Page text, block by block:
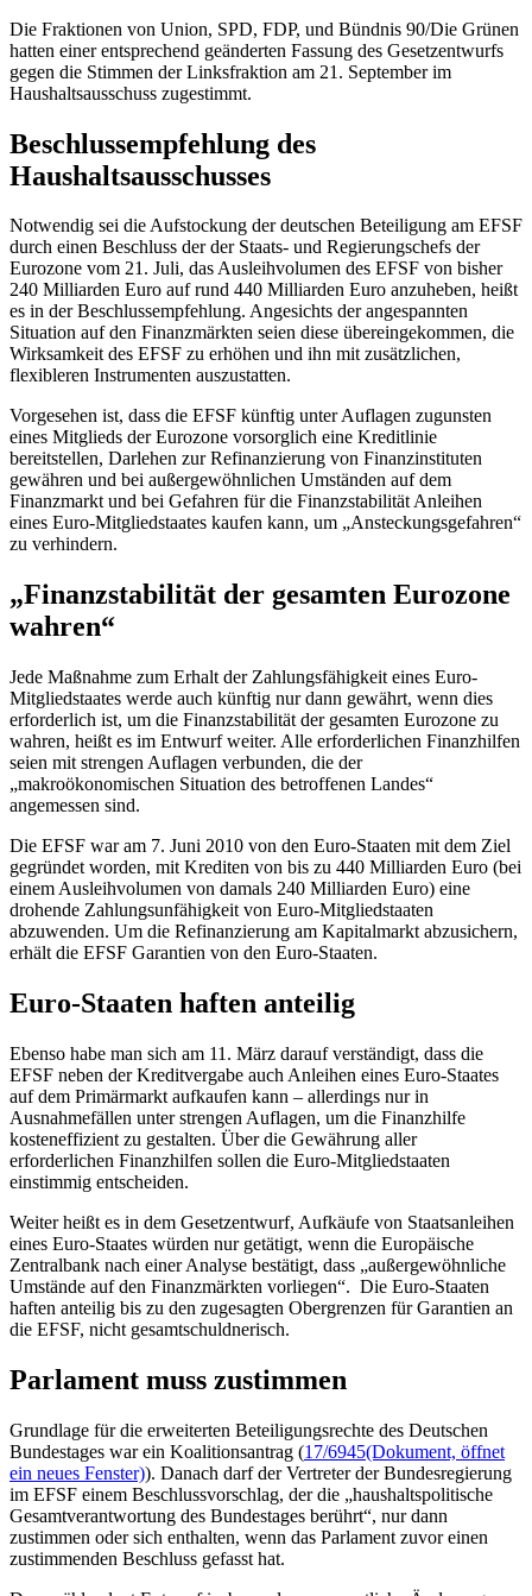
Die Fraktionen von Union, SPD, FDP, und Bündnis 90/Die Grünen
hatten einer entsprechend geänderten Fassung des Gesetzentwurfs
gegen die Stimmen der Linksfraktion am 21. September im
Haushaltsausschuss zugestimmt.
Beschlussempfehlung des
Haushaltsausschusses
Notwendig sei die Aufstockung der deutschen Beteiligung am EFSF
durch einen Beschluss der der Staats- und Regierungschefs der
Eurozone vom 21. Juli, das Ausleihvolumen des EFSF von bisher
240 Milliarden Euro auf rund 440 Milliarden Euro anzuheben, heißt
es in der Beschlussempfehlung. Angesichts der angespannten
Situation auf den Finanzmärkten seien diese übereingekommen, die
Wirksamkeit des EFSF zu erhöhen und ihn mit zusätzlichen,
flexibleren Instrumenten auszustatten.
Vorgesehen ist, dass die EFSF künftig unter Auflagen zugunsten
eines Mitglieds der Eurozone vorsorglich eine Kreditlinie
bereitstellen, Darlehen zur Refinanzierung von Finanzinstituten
gewähren und bei außergewöhnlichen Umständen auf dem
Finanzmarkt und bei Gefahren für die Finanzstabilität Anleihen
eines Euro-Mitgliedstaates kaufen kann, um „Ansteckungsgefahren“
zu verhindern.
„Finanzstabilität der gesamten Eurozone
wahren“
Jede Maßnahme zum Erhalt der Zahlungsfähigkeit eines Euro-
Mitgliedstaates werde auch künftig nur dann gewährt, wenn dies
erforderlich ist, um die Finanzstabilität der gesamten Eurozone zu
wahren, heißt es im Entwurf weiter. Alle erforderlichen Finanzhilfen
seien mit strengen Auflagen verbunden, die der
„makroökonomischen Situation des betroffenen Landes“
angemessen sind.
Die EFSF war am 7. Juni 2010 von den Euro-Staaten mit dem Ziel
gegründet worden, mit Krediten von bis zu 440 Milliarden Euro (bei
einem Ausleihvolumen von damals 240 Milliarden Euro) eine
drohende Zahlungsunfähigkeit von Euro-Mitgliedstaaten
abzuwenden. Um die Refinanzierung am Kapitalmarkt abzusichern,
erhält die EFSF Garantien von den Euro-Staaten.
Euro-Staaten haften anteilig
Ebenso habe man sich am 11. März darauf verständigt, dass die
EFSF neben der Kreditvergabe auch Anleihen eines Euro-Staates
auf dem Primärmarkt aufkaufen kann – allerdings nur in
Ausnahmefällen unter strengen Auflagen, um die Finanzhilfe
kosteneffizient zu gestalten. Über die Gewährung aller
erforderlichen Finanzhilfen sollen die Euro-Mitgliedstaaten
einstimmig entscheiden.
Weiter heißt es in dem Gesetzentwurf, Aufkäufe von Staatsanleihen
eines Euro-Staates würden nur getätigt, wenn die Europäische
Zentralbank nach einer Analyse bestätigt, dass „außergewöhnliche
Umstände auf den Finanzmärkten vorliegen“. Die Euro-Staaten
haften anteilig bis zu den zugesagten Obergrenzen für Garantien an
die EFSF, nicht gesamtschuldnerisch.
Parlament muss zustimmen
Grundlage für die erweiterten Beteiligungsrechte des Deutschen
Bundestages war ein Koalitionsantrag (17/6945(Dokument, öffnet
ein neues Fenster)). Danach darf der Vertreter der Bundesregierung
im EFSF einem Beschlussvorschlag, der die „haushaltspolitische
Gesamtverantwortung des Bundestages berührt“, nur dann
zustimmen oder sich enthalten, wenn das Parlament zuvor einen
zustimmenden Beschluss gefasst hat.